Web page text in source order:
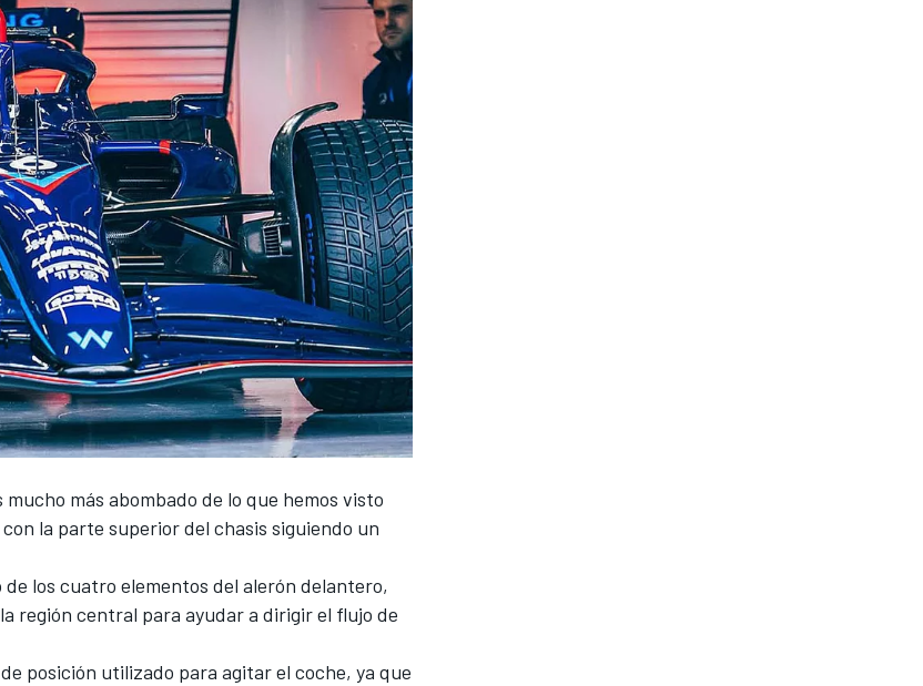
más abombado de lo que hemos visto
la parte superior del chasis siguiendo un
los cuatro elementos del alerón delantero,
región central para ayudar a dirigir el flujo de
posición utilizado para agitar el coche, ya que